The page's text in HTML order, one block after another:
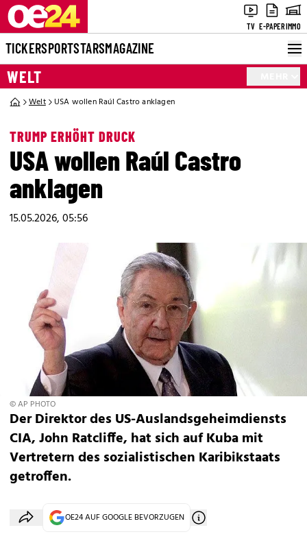
TV E-PAPERIMMO
TICKERSPORTSTARSMAGAZINE
WELT
Welt USA wollen Raúl Castro anklagen
TRUMP ERHÖHT DRUCK
USA wollen Raúl Castro
anklagen
15.05.2026, 05:56
© AP PHOTO
Der Direktor des US-Auslandsgeheimdiensts
CIA, John Ratcliffe, hat sich auf Kuba mit
Vertretern des sozialistischen Karibikstaats
getroffen.
OE24 AUF GOOGLE BEVORZUGEN